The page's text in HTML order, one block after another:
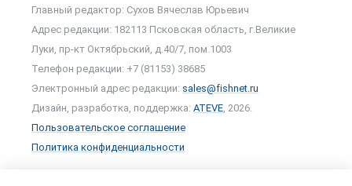
Главный редактор: Сухов Вячеслав Юрьевич
Адрес редакции: 182113 Псковская область, г.Великие
Луки, пр-кт Октябрьский, д.40/7, пом.1003
Телефон редакции: +7 (81153) 38685
Электронный адрес редакции: sales@fishnet.ru
Дизайн, разработка, поддержка: ATEVE , 2026.
Пользовательское соглашение
Политика конфиденциальности